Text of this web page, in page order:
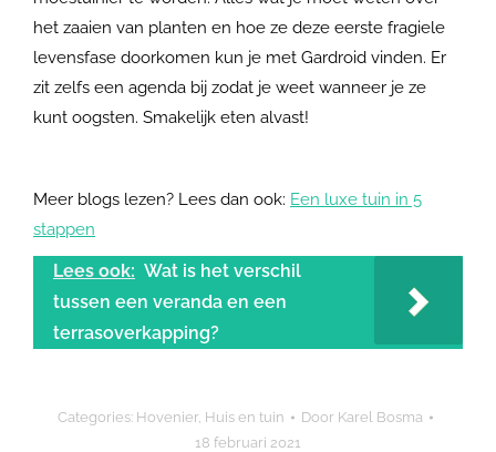
het zaaien van planten en hoe ze deze eerste fragiele
levensfase doorkomen kun je met Gardroid vinden. Er
zit zelfs een agenda bij zodat je weet wanneer je ze
kunt oogsten. Smakelijk eten alvast!
Meer blogs lezen? Lees dan ook: Een luxe tuin in 5
stappen
Lees ook: Wat is het verschil
tussen een veranda en een
terrasoverkapping?
Categories: Hovenier, Huis en tuin Door Karel Bosma
18 februari 2021